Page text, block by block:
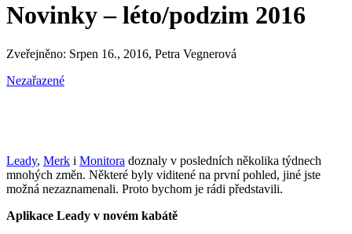
Novinky – léto/podzim 2016
Zveřejněno: Srpen 16., 2016, Petra Vegnerová
Nezařazené
Leady, Merk i Monitora doznaly v posledních několika týdnech
mnohých změn. Některé byly viditené na první pohled, jiné jste
možná nezaznamenali. Proto bychom je rádi představili.
Aplikace Leady v novém kabátě